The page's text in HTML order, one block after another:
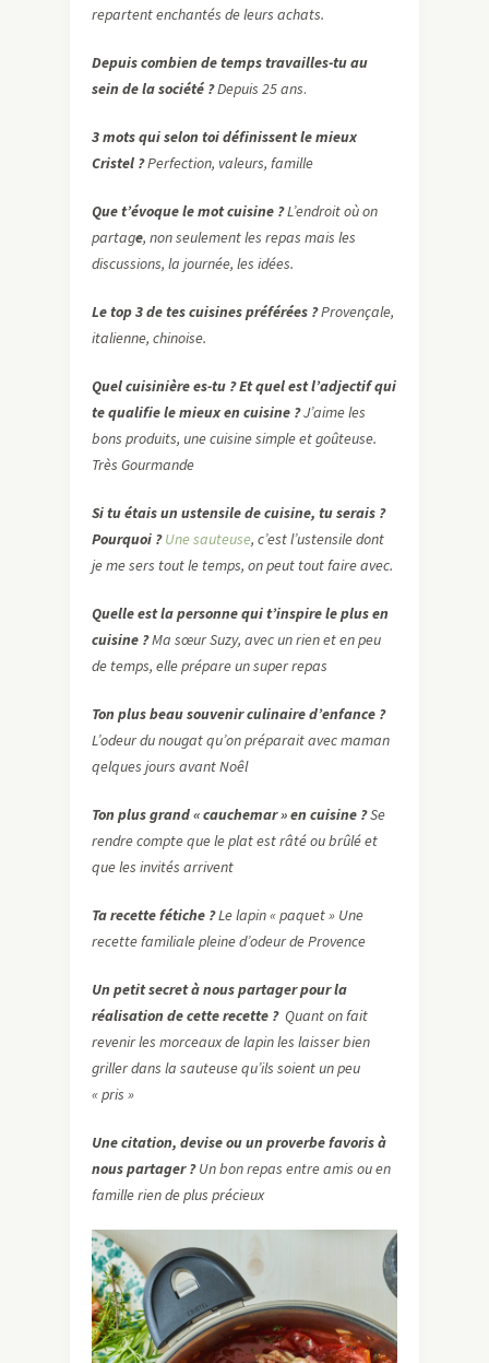
repartent enchantés de leurs achats.
Depuis combien de temps travailles-tu au
sein de la société ?Depuis 25 ans.
3 mots qui selon toi définissent le mieux
Cristel ?Perfection, valeurs, famille
Que t’évoque le mot cuisine ?L’endroit où on
partage, non seulement les repas mais les
discussions, la journée, les idées.
Le top 3 de tes cuisines préférées ?Provençale,
italienne, chinoise.
Quel cuisinière es-tu ? Et quel est l’adjectif qui
te qualifie le mieux en cuisine ?J’aime les
bons produits, une cuisine simple et goûteuse.
Très Gourmande
Si tu étais un ustensile de cuisine, tu serais ?
Pourquoi ? Une sauteuse, c’est l’ustensile dont
je me sers tout le temps, on peut tout faire avec.
Quelle est la personne qui t’inspire le plus en
cuisine ?Ma sœur Suzy, avec un rien et en peu
de temps, elle prépare un super repas
Ton plus beau souvenir culinaire d’enfance ?
L’odeur du nougat qu’on préparait avec maman
qelques jours avant Noêl
Ton plus grand « cauchemar » en cuisine ?Se
rendre compte que le plat est râté ou brûlé et
que les invités arrivent
Ta recette fétiche ?Le lapin « paquet » Une
recette familiale pleine d’odeur de Provence
Un petit secret à nous partager pour la
réalisation de cette recette ?Quant on fait
revenir les morceaux de lapin les laisser bien
griller dans la sauteuse qu’ils soient un peu
« pris »
Une citation, devise ou un proverbe favoris à
nous partager ?Un bon repas entre amis ou en
famille rien de plus précieux